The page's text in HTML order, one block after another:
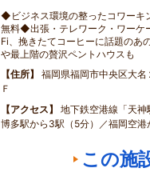
◆ビジネス環境の整ったコワーキ
無料◆出張・テレワーク・ワーケ
Fi、挽きたてコーヒーに話題のあ
や最上階の贅沢ペントハウスも
住所
福岡県福岡市中央区大
Ｆ
アクセス
地下鉄空港線「天
博多駅から3駅（5分）／福岡空港
この施